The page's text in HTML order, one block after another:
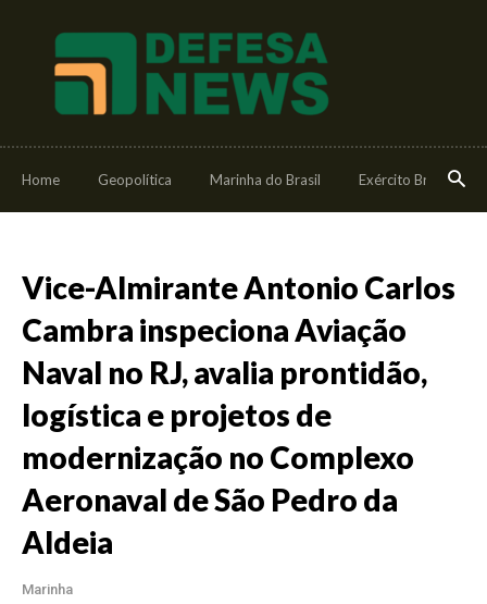
Home Geopolítica Marinha do Brasil Exército Brasileiro
Vice-Almirante Antonio Carlos
Cambra inspeciona Aviação
Naval no RJ, avalia prontidão,
logística e projetos de
modernização no Complexo
Aeronaval de São Pedro da
Aldeia
Marinha